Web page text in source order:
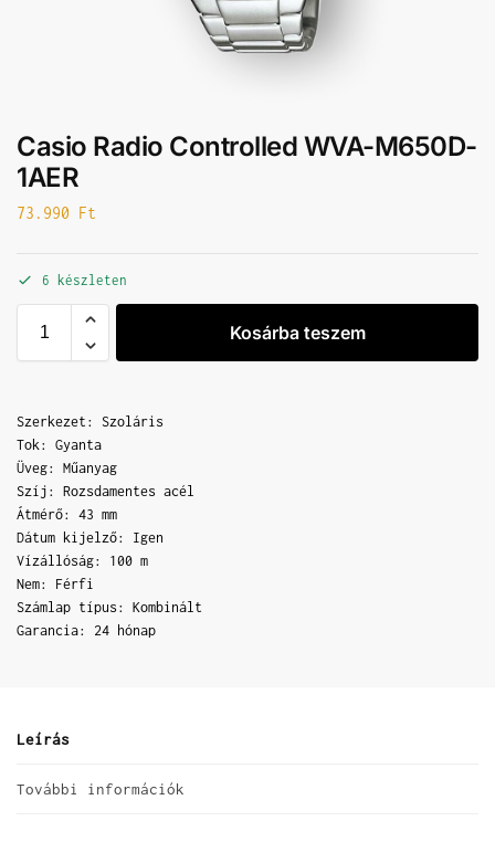
Casio Radio Controlled WVA-M650D-
1AER
73.990 Ft
6 készleten
Kosárba teszem
Szerkezet: Szoláris
Tok: Gyanta
Üveg: Műanyag
Szíj: Rozsdamentes acél
Átmérő: 43 mm
Dátum kijelző: Igen
Vízállóság: 100 m
Nem: Férfi
Számlap típus: Kombinált
Garancia: 24 hónap
Leírás
További információk